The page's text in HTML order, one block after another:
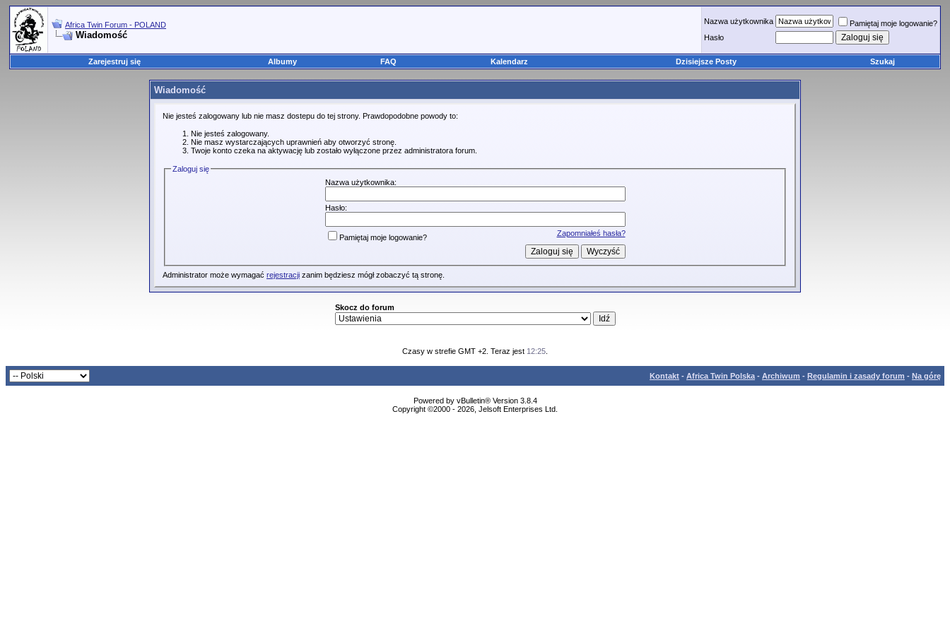
Africa Twin Forum - POLAND
Wiadomość
Nazwa użytkownika
Pamiętaj moje logowanie?
Hasło
Zarejestruj się Albumy FAQ Kalendarz Dzisiejsze Posty Szukaj
Wiadomość
Nie jesteś zalogowany lub nie masz dostepu do tej strony. Prawdopodobne powody to:
Nie jesteś zalogowany.
Nie masz wystarczających uprawnień aby otworzyć stronę.
Twoje konto czeka na aktywację lub zostało wyłączone przez administratora forum.
Zaloguj się
Nazwa użytkownika:
Hasło:
Zapomniałeś hasła?
Pamiętaj moje logowanie?
Administrator może wymagać rejestracji zanim będziesz mógł zobaczyć tą stronę.
Skocz do forum
Czasy w strefie GMT +2. Teraz jest 12:25
Kontakt - Africa Twin Polska - Archiwum - Regulamin i zasady forum - Na górę
Powered by vBulletin® Version 3.8.4
Copyright ©2000 - 2026, Jelsoft Enterprises Ltd.